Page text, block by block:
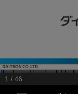
1 / 46